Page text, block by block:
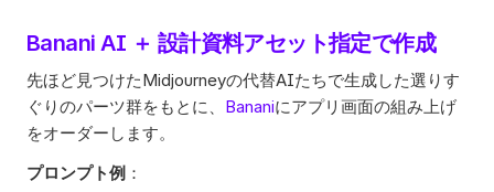
Banani AI ＋ 設計資料アセット指定で作成
先ほど見つけたMidjourneyの代替AIたちで生成した選りす
ぐりのパーツ群をもとに、 Bananiにアプリ画面の組み上げ
をオーダーします。
プロンプト例 ：